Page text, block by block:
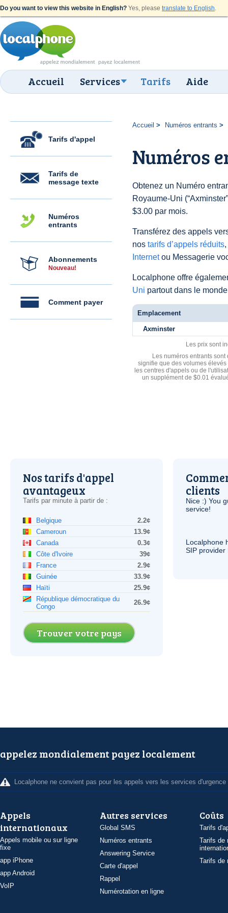
Do you want to view this website in English? Yes, please translate to English.
Accueil Services Tarifs Aide
Tarifs d'appel
Tarifs de
message texte
Numéros
entrants
Abonnements
Nouveau!
Comment payer
Accueil Numéros entrants
Numéros
Obtenez un Numéro
Royaume-Uni
$3.00 par mois.
Transférez des appels
nos tarifs d’appels réduits
Internetou Messagerie
Localphone offre
Uni partout dans le
Emplacement
Axminster
Les prix sont
Les numéros entrants
signifie que des volumes
les centres d'appels ou de
un supplément de $0.01
Nos tarifs d'appel
avantageux
Tarifs par minute à partir de :
Belgique
2.2¢
Cameroun
13.9¢
Canada
0.3¢
Côte d'Ivoire
39¢
France
2.9¢
Guinée
33.9¢
Haïti
25.9¢
République démocratique du
Congo
26.9¢
Trouver votre pays
clients
Nice :) You
service!
Localphone
SIP provider
appelez mondialement payez localement
Localphone ne convient pas pour les appels vers les services d'urgence
Appels
internationaux
Appels mobile ou sur ligne
fixe
app iPhone
app Android
VoIP
Autres services
Global SMS
Numéros entrants
Answering Service
Carte d'appel
Rappel
Numérotation en ligne
Coûts
Tarifs
Tarifs de
Tarifs de